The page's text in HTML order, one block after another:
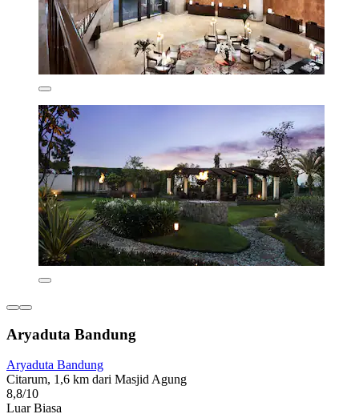
Aryaduta Bandung
Aryaduta Bandung
Citarum, 1,6 km dari Masjid Agung
8,8/10
Luar Biasa